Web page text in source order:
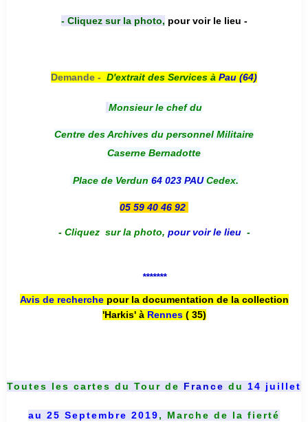
- Cliquez sur la photo, pour voir le lieu -
Demande - D'extrait des Services à Pau (64)
Monsieur le chef du
Centre des Archives du personnel Militaire
Caserne Bernadotte
Place de Verdun 64 023 PAUCedex.
05 59 40 46 92
- Cliquez sur la photo, pour voir le lieu -
*******
Avis de recherche pour la documentation de la collection
'Harkis' à Rennes( 35)
Toutes les cartes du Tour de France du 14 juillet
au 25 Septembre 2019, Marche de la fierté